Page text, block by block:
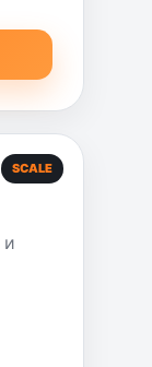
SCALE
и